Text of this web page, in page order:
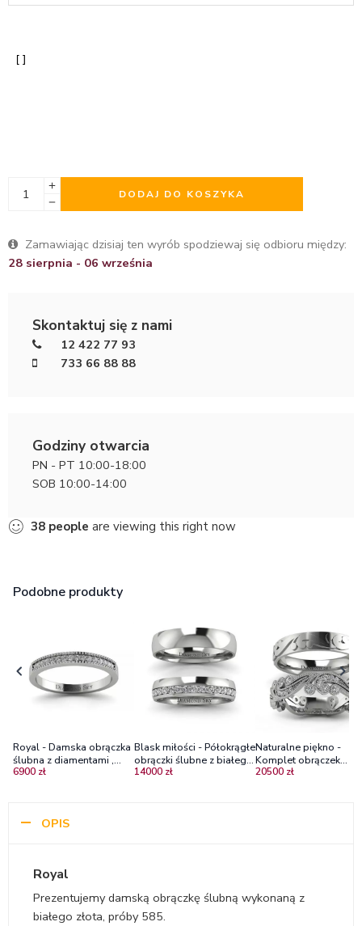
DODAJ DO KOSZYKA
Zamawiając dzisiaj ten wyrób spodziewaj się odbioru między:
28 sierpnia - 06 września
Skontaktuj się z nami
12 422 77 93
733 66 88 88
Godziny otwarcia
PN - PT 10:00-18:00
SOB 10:00-14:00
38 people are viewing this right now
Podobne produkty
Royal - Damska obrączka
ślubna z diamentami ,
Diamond Sky,białe złoto
6900 zł
Blask miłości - Półokrągłe
obrączki ślubne z białego
złota z diamentami
14000 zł
Naturalne piękno -
Komplet obrączek
ślubnych Diamond Sky
20500 zł
OPIS
Royal
Prezentujemy damską obrączkę ślubną wykonaną z
białego złota, próby 585.